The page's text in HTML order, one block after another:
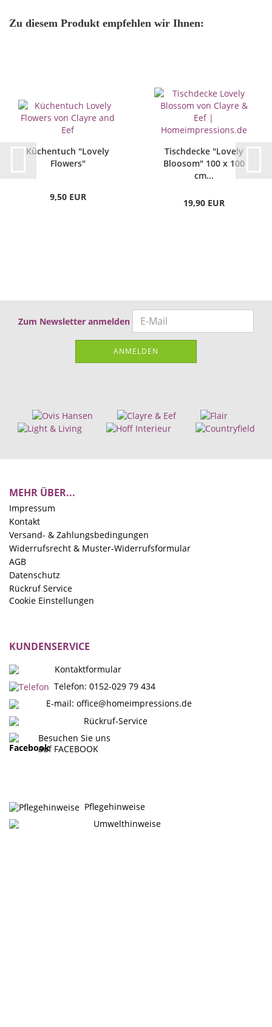
Zu diesem Produkt empfehlen wir Ihnen:
Küchentuch "Lovely
Flowers"
9,50 EUR
Tischdecke "Lovely
Bloosom" 100 x 100
cm...
19,90 EUR
Zum Newsletter anmelden
ANMELDEN
MEHR ÜBER...
Impressum
Kontakt
Versand- & Zahlungsbedingungen
Widerrufsrecht & Muster-Widerrufsformular
AGB
Datenschutz
Rückruf Service
Cookie Einstellungen
KUNDENSERVICE
Kontaktformular
Telefon: 0152-029 79 434
E-mail: office@homeimpressions.de
Rückruf-Service
Besuchen Sie uns
auf FACEBOOK
Pflegehinweise
Umwelthinweise